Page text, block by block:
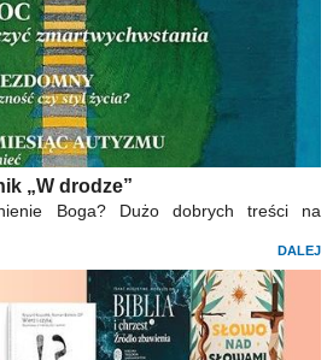
„W drodze”
Boga? Dużo dobrych treści na
DALEJ